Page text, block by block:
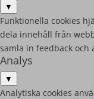
▼
Funktionella cookies
dela innehåll från
samla in feedback
Analys
▼
Analytiska cookies